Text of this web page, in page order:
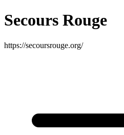
Secours Rouge
https://secoursrouge.org/